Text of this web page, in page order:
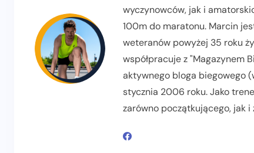
wyczynowców, jak i
100m do maratonu. Marcin
weteranów powyżej 35 roku
współpracuje z "Magazynem
aktywnego bloga biegowego
stycznia 2006 roku. Jako
zarówno początkującego, jak i